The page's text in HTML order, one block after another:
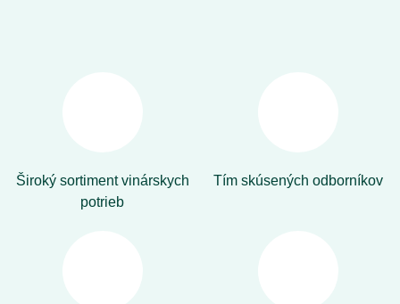
Široký sortiment vinárskych
potrieb
Tím skúsených odborníkov